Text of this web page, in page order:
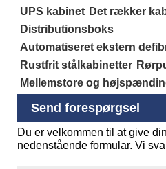
UPS kabinet Det rækker
Distributionsboks
Automatiseret ekstern
Rustfrit stålkabinetter
Mellemstore og
Send forespørgsel
Du er velkommen til at give
nedenstående formular. Vi